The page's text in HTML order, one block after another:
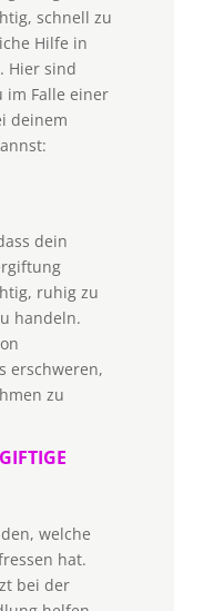
schnell zu
Hilfe in
Hier sind
im Falle einer
deinem
dein
ruhig zu
handeln.
erschweren,
zu
welche
hat.
bei der